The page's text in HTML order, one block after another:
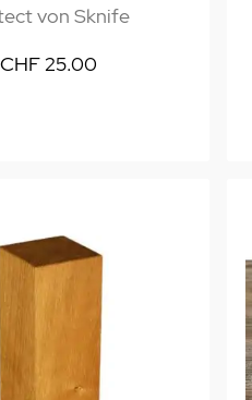
von Sknife
CHF 25.00